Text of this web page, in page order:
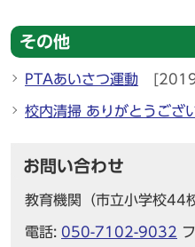
その他
PTAあいさつ運動
校内清掃 ありがとうござ
お問い合わせ
教育機関（市立小学校44
電話: 050-7102-9032